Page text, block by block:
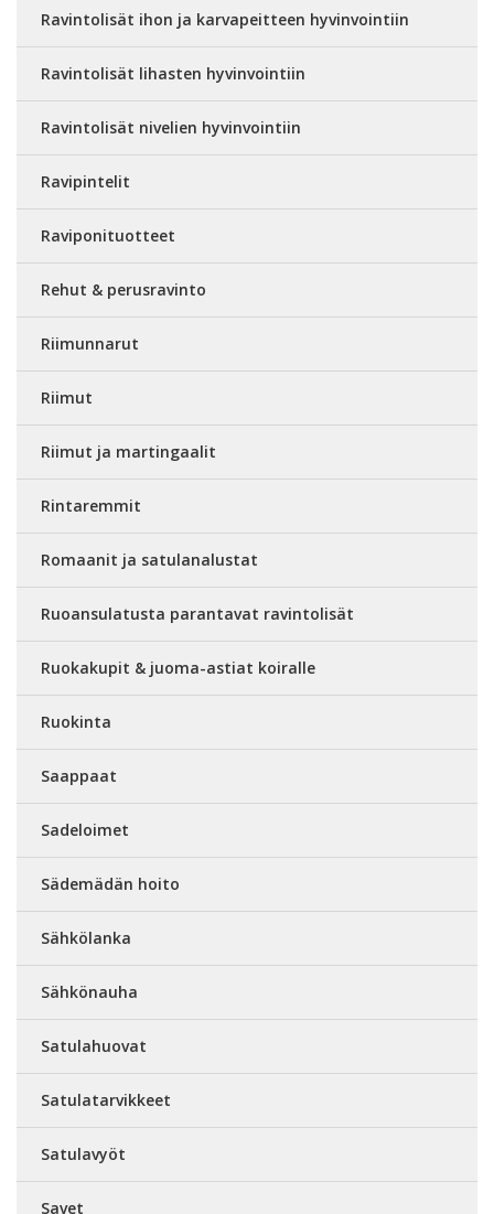
Ravintolisät ihon ja karvapeitteen hyvinvointiin
Ravintolisät lihasten hyvinvointiin
Ravintolisät nivelien hyvinvointiin
Ravipintelit
Raviponituotteet
Rehut & perusravinto
Riimunnarut
Riimut
Riimut ja martingaalit
Rintaremmit
Romaanit ja satulanalustat
Ruoansulatusta parantavat ravintolisät
Ruokakupit & juoma-astiat koiralle
Ruokinta
Saappaat
Sadeloimet
Sädemädän hoito
Sähkölanka
Sähkönauha
Satulahuovat
Satulatarvikkeet
Satulavyöt
Savet